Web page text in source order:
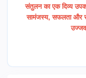
संतुलन का एक दिव्य
सामंजस्य, सफलता और